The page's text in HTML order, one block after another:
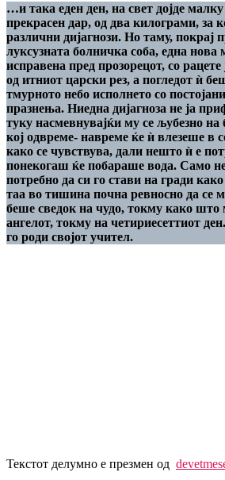
…и така еден ден, на свет дојде
прекрасен дар, од два килограми, за
различни дијагнози. Но таму, покрај
луксузната болничка соба, една нова
исправена пред прозорецот, со
од итниот царски рез, а погледот ѝ
тмурното небо исполнето со
празнења. Ниедна дијагноза не ја
туку насмевнувајќи му се љубезно
кој одвреме- навреме ќе ѝ влезеше в
како се чувствува, дали нешто ѝ е
понекогаш ќе побараше вода. Само
потребно да си го стави на гради
таа во тишина почна ревносно да се
беше сведок на чудо, токму како што
ангелот, токму на четириесеттиот
го роди својот учител.
Текстот делумно е презмен од